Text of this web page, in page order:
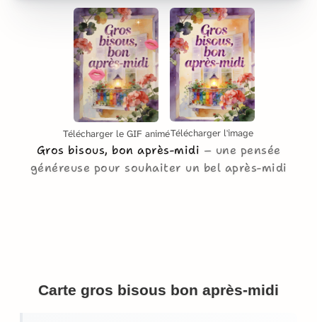
Télécharger le GIF animéTélécharger l'image
Gros bisous, bon après-midi
une pensée
généreuse pour souhaiter un bel après-midi
Carte gros bisous bon après-midi